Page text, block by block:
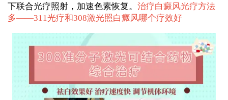
下联合光疗照射，加速色素恢复。 治疗白癜风光疗方法
多——311光疗和308激光照白癜风哪个疗效好